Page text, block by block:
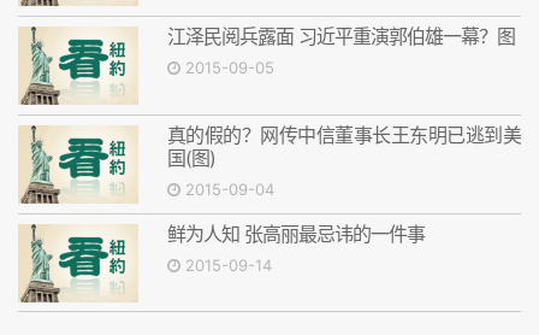
江泽民阅兵露面 习近平重演郭伯雄一幕？图
2015-09-05
真的假的？网传中信董事长王东明已逃到美
国(图)
2015-09-04
鲜为人知 张高丽最忌讳的一件事
2015-09-14